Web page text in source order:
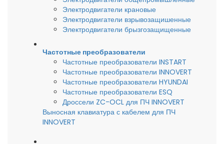
Электродвигатели крановые
Электродвигатели взрывозащишенные
Электродвигатели брызгозащищенные
Частотные преобразователи
Частотные преобразователи INSTART
Частотные преобразователи INNOVERT
Частотные преобразователи HYUNDAI
Частотные преобразователи ESQ
Дроссели ZC-OCL для ПЧ INNOVERT
Выносная клавиатура с кабелем для ПЧ
INNOVERT